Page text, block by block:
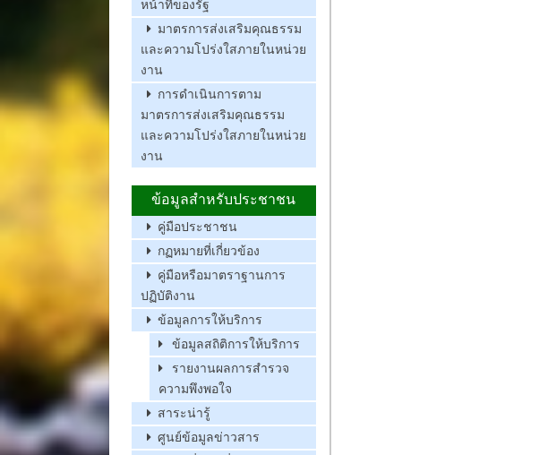
หน้าที่ของรัฐ
มาตรการส่งเสริมคุณธรรม
และความโปร่งใสภายในหน่วย
งาน
การดำเนินการตาม
มาตรการส่งเสริมคุณธรรม
และความโปร่งใสภายในหน่วย
งาน
ข้อมูลสำหรับประชาชน
คู่มือประชาชน
กฏหมายที่เกี่ยวข้อง
คู่มือหรือมาตราฐานการ
ปฏิบัติงาน
ข้อมูลการให้บริการ
ข้อมูลสถิติการให้บริการ
รายงานผลการสำรวจ
ความพึงพอใจ
สาระน่ารู้
ศูนย์ข้อมูลข่าวสาร